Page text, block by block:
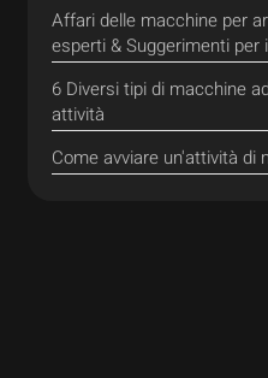
Affari delle macchine per
esperti & Suggerimenti per
6 Diversi tipi di macchine
attività
Come avviare un'attività di